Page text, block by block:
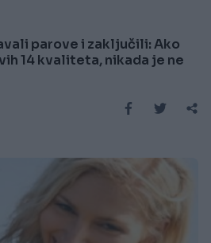
parove i zaključili: Ako
14 kvaliteta, nikada je ne